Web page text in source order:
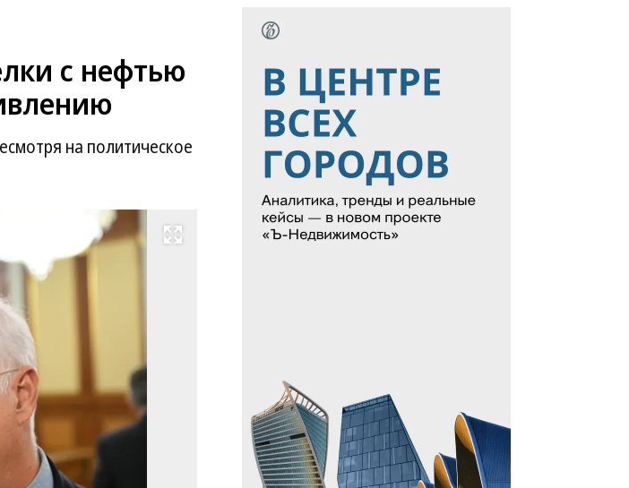
с нефтью
на политическое
Развернуть на весь экран
Коммерсантъ